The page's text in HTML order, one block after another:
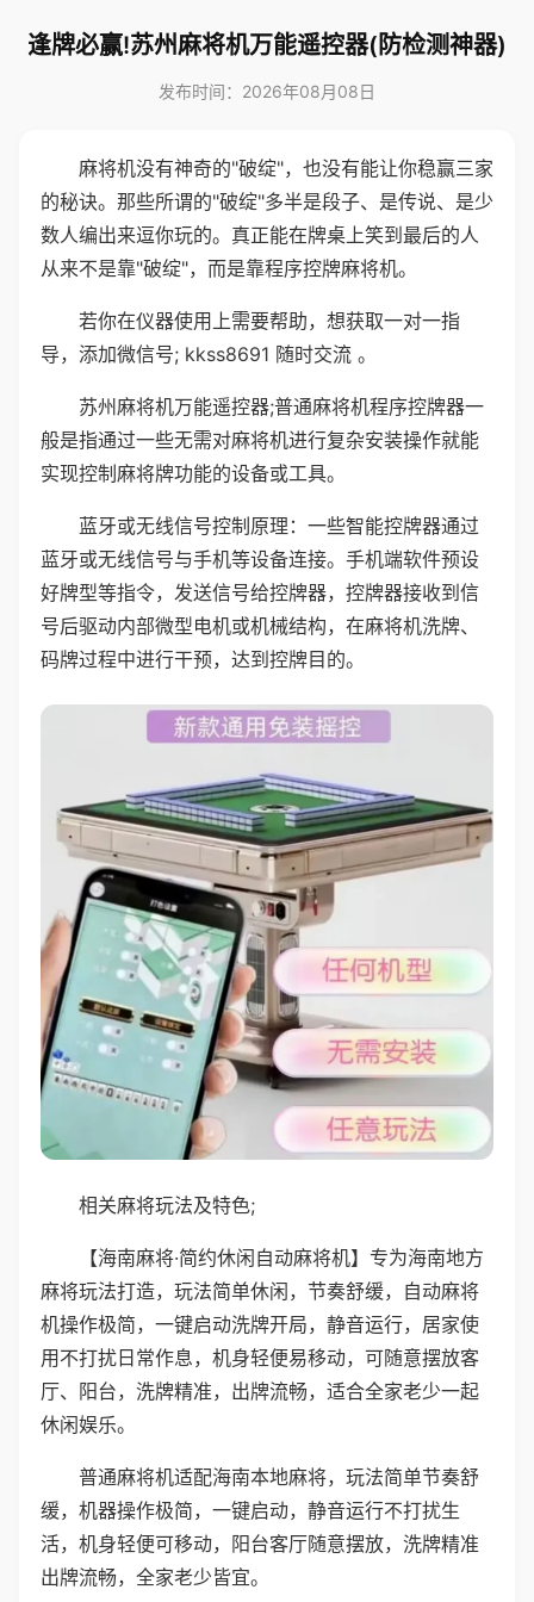
逢牌必赢!苏州麻将机万能遥控器(防检测神器)
发布时间：2026年08月08日
麻将机没有神奇的"破绽"，也没有能让你稳赢三家
的秘诀。那些所谓的"破绽"多半是段子、是传说、是少
数人编出来逗你玩的。真正能在牌桌上笑到最后的人
从来不是靠"破绽"，而是靠程序控牌麻将机。
若你在仪器使用上需要帮助，想获取一对一指
导，添加微信号; kkss8691 随时交流 。
苏州麻将机万能遥控器;普通麻将机程序控牌器一
般是指通过一些无需对麻将机进行复杂安装操作就能
实现控制麻将牌功能的设备或工具。
蓝牙或无线信号控制原理：一些智能控牌器通过
蓝牙或无线信号与手机等设备连接。手机端软件预设
好牌型等指令，发送信号给控牌器，控牌器接收到信
号后驱动内部微型电机或机械结构，在麻将机洗牌、
码牌过程中进行干预，达到控牌目的。
相关麻将玩法及特色;
【海南麻将·简约休闲自动麻将机】专为海南地方
麻将玩法打造，玩法简单休闲，节奏舒缓，自动麻将
机操作极简，一键启动洗牌开局，静音运行，居家使
用不打扰日常作息，机身轻便易移动，可随意摆放客
厅、阳台，洗牌精准，出牌流畅，适合全家老少一起
休闲娱乐。
普通麻将机适配海南本地麻将，玩法简单节奏舒
缓，机器操作极简，一键启动，静音运行不打扰生
活，机身轻便可移动，阳台客厅随意摆放，洗牌精准
出牌流畅，全家老少皆宜。